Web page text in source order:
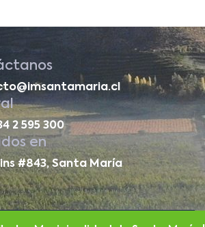
2 595 300
en
#843, Santa María